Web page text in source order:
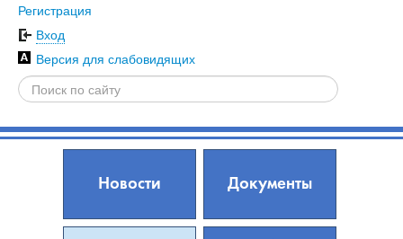
Регистрация
Вход
Версия для слабовидящих
Новости Документы